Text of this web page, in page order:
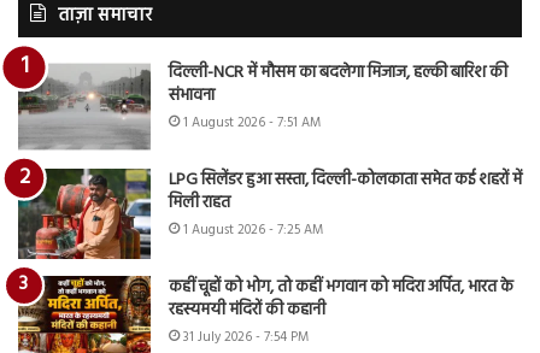
ताज़ा समाचार
दिल्ली-NCR में मौसम का बदलेगा मिजाज, हल्की बारिश की
संभावना
1 August 2026 - 7:51 AM
LPG सिलेंडर हुआ सस्ता, दिल्ली-कोलकाता समेत कई शहरों में
मिली राहत
1 August 2026 - 7:25 AM
कहीं चूहों को भोग, तो कहीं भगवान को मदिरा अर्पित, भारत के
रहस्यमयी मंदिरों की कहानी
31 July 2026 - 7:54 PM